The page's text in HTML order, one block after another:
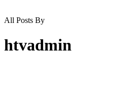
All Posts By
htvadmin